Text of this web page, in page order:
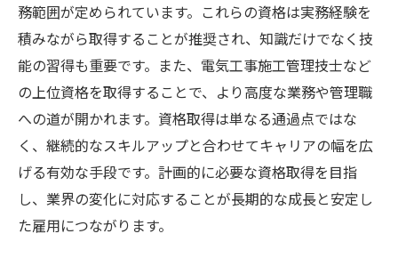
務範囲が定められています。これらの資格は実務経験を
積みながら取得することが推奨され、知識だけでなく技
能の習得も重要です。また、電気工事施工管理技士など
の上位資格を取得することで、より高度な業務や管理職
への道が開かれます。資格取得は単なる通過点ではな
く、継続的なスキルアップと合わせてキャリアの幅を広
げる有効な手段です。計画的に必要な資格取得を目指
し、業界の変化に対応することが長期的な成長と安定し
た雇用につながります。